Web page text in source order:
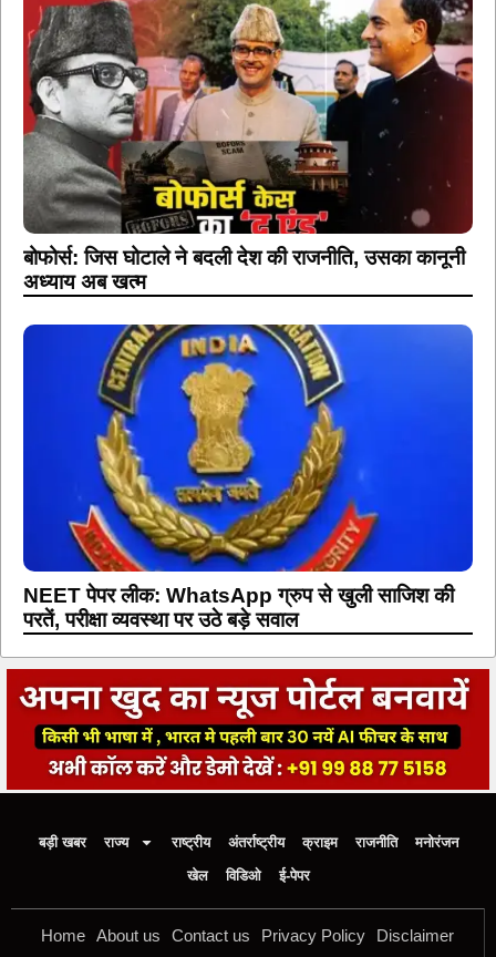
बोफोर्स: जिस घोटाले ने बदली देश की राजनीति, उसका कानूनी
अध्याय अब खत्म
NEET पेपर लीक: WhatsApp ग्रुप से खुली साजिश की
परतें, परीक्षा व्यवस्था पर उठे बड़े सवाल
बड़ी खबर राज्य राष्ट्रीय अंतर्राष्ट्रीय क्राइम राजनीति
मनोरंजन
खेल
विडिओ ई-पेपर
Home About us Contact us Privacy Policy Disclaimer